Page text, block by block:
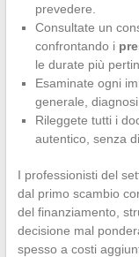
prevedere.
Consultate un
confrontando i
le durate più
Esaminate ogni
generale,
Rileggete tutti i
autentico, senza
I professionisti del
dal primo scambio
del finanziamento,
decisione mal
spesso a costi